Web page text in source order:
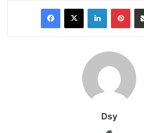
Facebook
X LinkedIn
Dsy